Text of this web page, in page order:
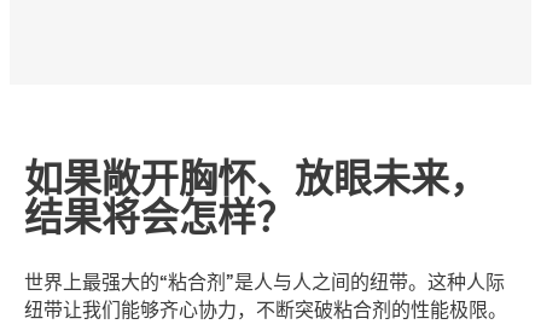
如果敞开胸怀、放眼未来，
结果将会怎样？
世界上最强大的“粘合剂”是人与人之间的纽带。这种人际
纽带让我们能够齐心协力，不断突破粘合剂的性能极限。